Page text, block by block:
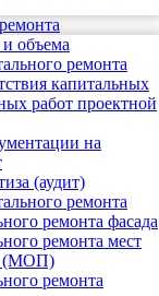
и объема
ремонта
капитальных
работ проектной
на
(аудит)
ремонта
ремонта фасада
ремонта мест
(МОП)
ремонта